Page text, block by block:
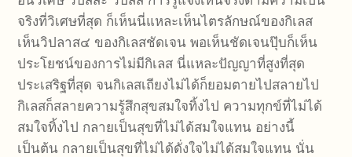
จริงที่วิเศษที่สุด ก็เห็นนี่แหละเห็นไตรลักษณ์ของกิเลส
เห็นวิปลาส๔ ของกิเลสชัดเจน พอเห็นชัดเจนปุ๊บก็เห็น
ประโยชน์ของการไม่มีกิเลส นี่แหละปัญญาที่สูงที่สุด
ประเสริฐที่สุด จนกิเลสเถียงไม่ได้ก็ยอมตายไปสลายไป
กิเลสก็สลายความรู้สึกสุขสมใจทิ้งไป ความทุกข์ที่ไม่ได้
สมใจทิ้งไป กลายเป็นสุขที่ไม่ได้สมใจแทน อย่างนี้
เป็นต้น กลายเป็นสุขที่ไม่ได้ดั่งใจไม่ได้สมใจแทน นั่น